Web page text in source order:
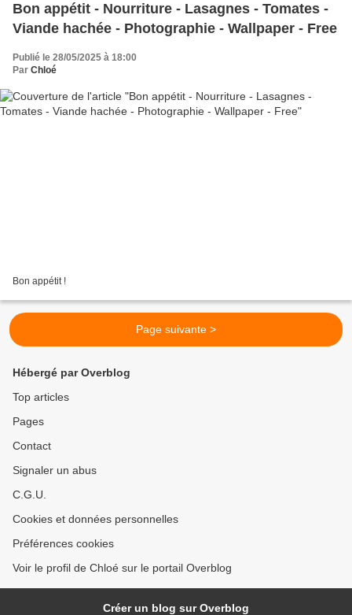
Bon appétit - Nourriture - Lasagnes - Tomates -
Viande hachée - Photographie - Wallpaper - Free
Publié le 28/05/2025 à 18:00
Par Chloé
Bon appétit !
Page suivante >
Hébergé par Overblog
Top articles
Pages
Contact
Signaler un abus
C.G.U.
Cookies et données personnelles
Préférences cookies
Voir le profil de Chloé sur le portail Overblog
Créer un blog sur Overblog